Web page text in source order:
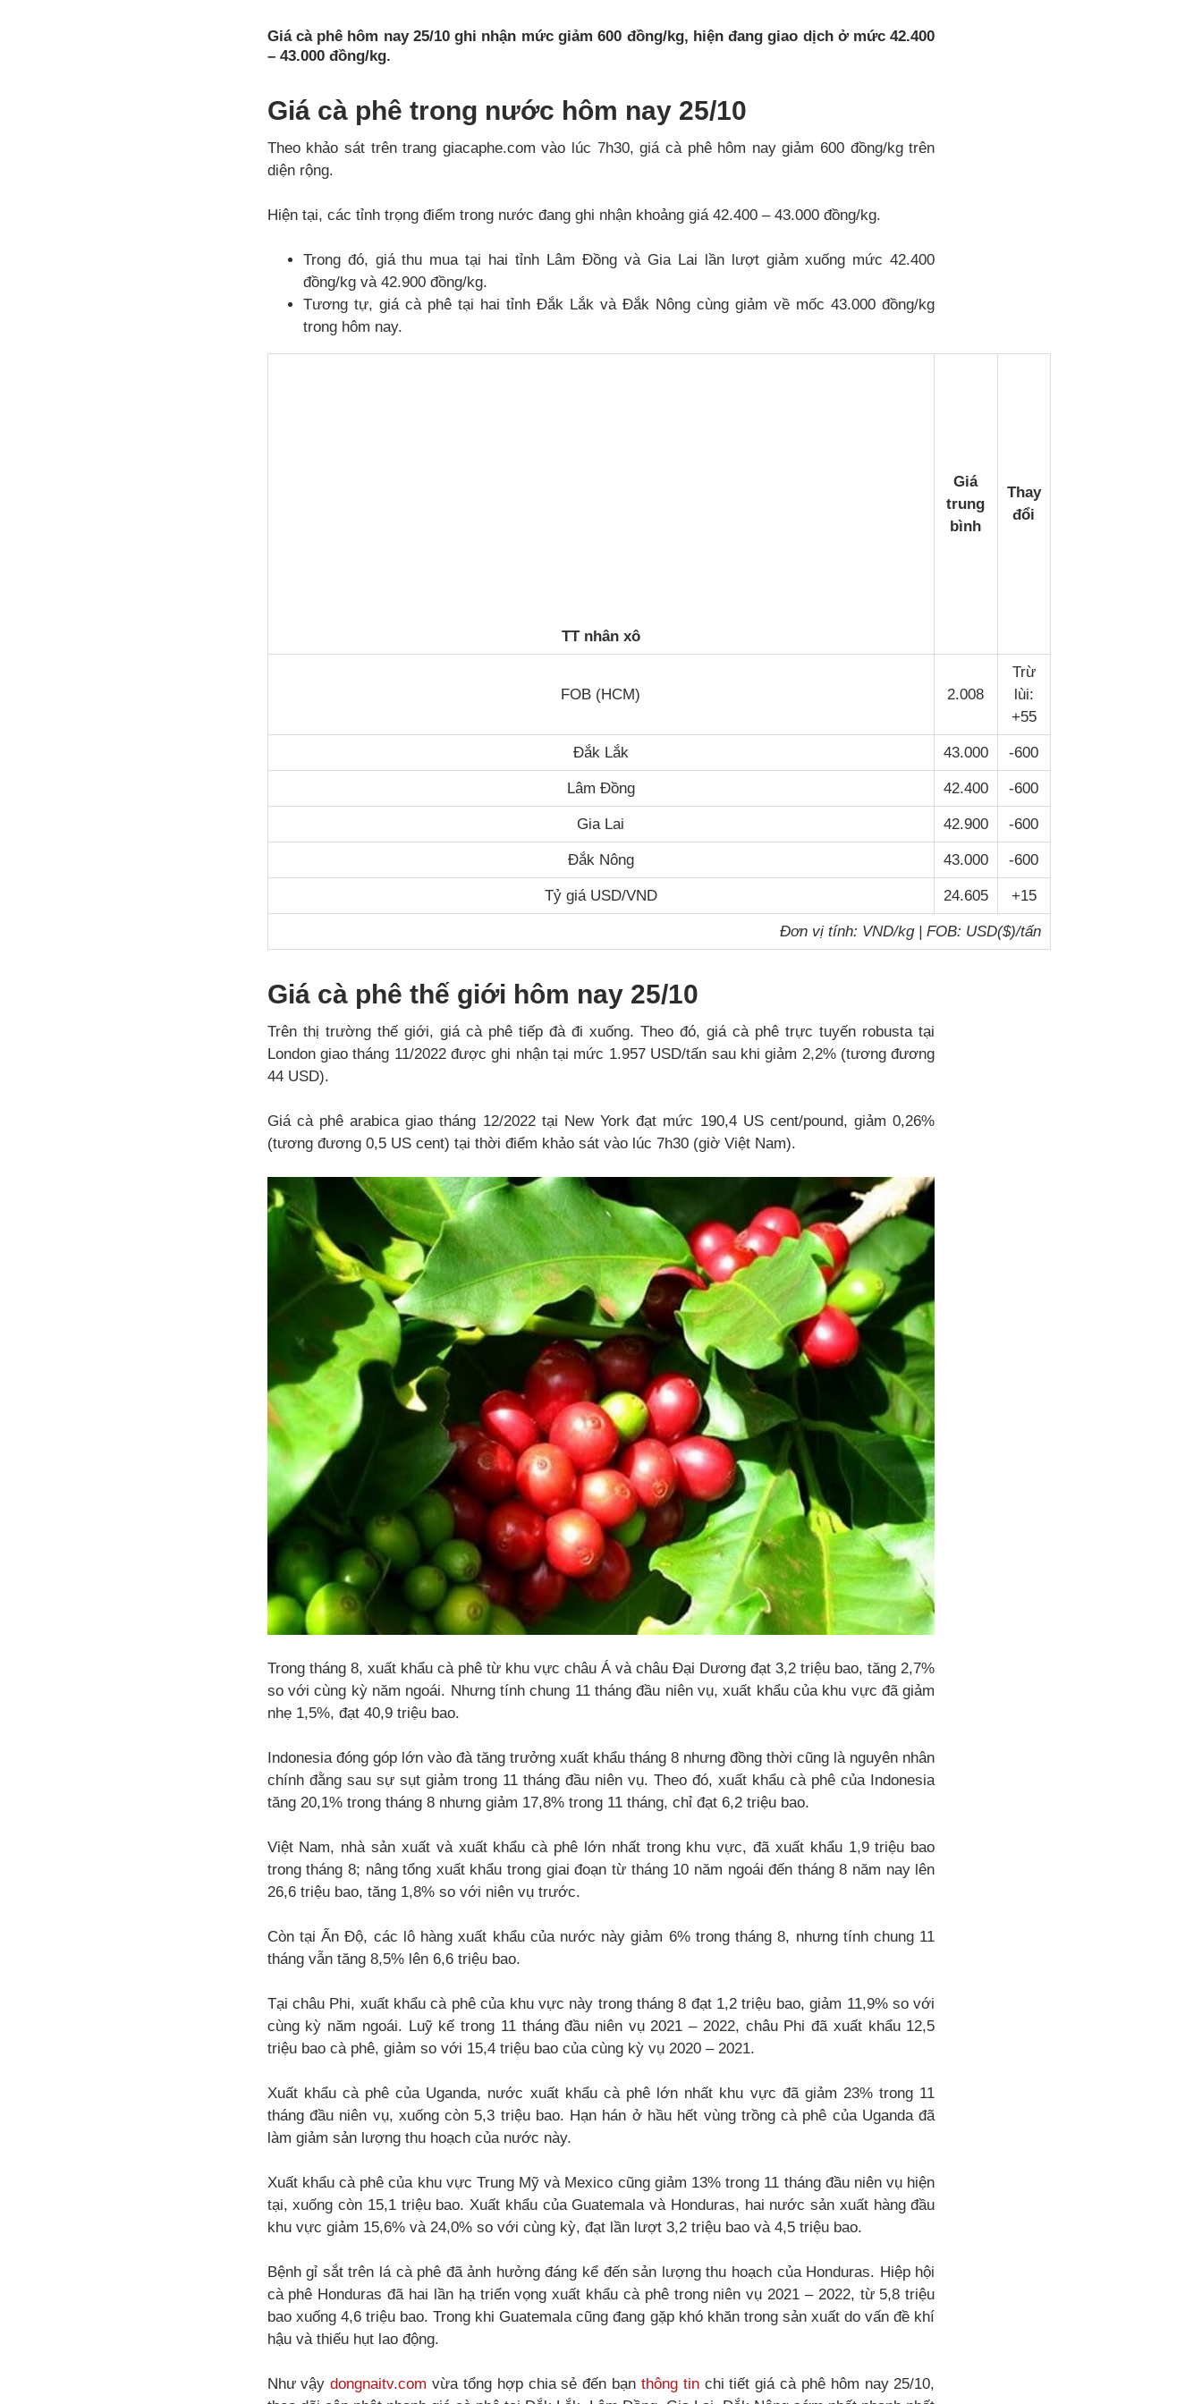
Giá cà phê hôm nay 25/10 ghi nhận mức giảm 600 đồng/kg, hiện đang giao dịch ở mức 42.400
– 43.000 đồng/kg.
Giá cà phê trong nước hôm nay 25/10
Theo khảo sát trên trang giacaphe.com vào lúc 7h30, giá cà phê hôm nay giảm 600 đồng/kg trên
diện rộng.
Hiện tại, các tỉnh trọng điểm trong nước đang ghi nhận khoảng giá 42.400 – 43.000 đồng/kg.
Trong đó, giá thu mua tại hai tỉnh Lâm Đồng và Gia Lai lần lượt giảm xuống mức 42.400
đồng/kg và 42.900 đồng/kg.
Tương tự, giá cà phê tại hai tỉnh Đắk Lắk và Đắk Nông cùng giảm về mốc 43.000 đồng/kg
trong hôm nay.
TT nhân xô
Giá
trung
bình
Thay
đổi
FOB (HCM) 2.008
Trừ
lùi:
+55
Đắk Lắk 43.000 -600
Lâm Đồng 42.400 -600
Gia Lai 42.900 -600
Đắk Nông 43.000 -600
Tỷ giá USD/VND 24.605 +15
Đơn vị tính: VND/kg | FOB: USD($)/tấn
Giá cà phê thế giới hôm nay 25/10
Trên thị trường thế giới, giá cà phê tiếp đà đi xuống. Theo đó, giá cà phê trực tuyến robusta tại
London giao tháng 11/2022 được ghi nhận tại mức 1.957 USD/tấn sau khi giảm 2,2% (tương đương
44 USD).
Giá cà phê arabica giao tháng 12/2022 tại New York đạt mức 190,4 US cent/pound, giảm 0,26%
(tương đương 0,5 US cent) tại thời điểm khảo sát vào lúc 7h30 (giờ Việt Nam).
Trong tháng 8, xuất khẩu cà phê từ khu vực châu Á và châu Đại Dương đạt 3,2 triệu bao, tăng 2,7%
so với cùng kỳ năm ngoái. Nhưng tính chung 11 tháng đầu niên vụ, xuất khẩu của khu vực đã giảm
nhẹ 1,5%, đạt 40,9 triệu bao.
Indonesia đóng góp lớn vào đà tăng trưởng xuất khẩu tháng 8 nhưng đồng thời cũng là nguyên nhân
chính đằng sau sự sụt giảm trong 11 tháng đầu niên vụ. Theo đó, xuất khẩu cà phê của Indonesia
tăng 20,1% trong tháng 8 nhưng giảm 17,8% trong 11 tháng, chỉ đạt 6,2 triệu bao.
Việt Nam, nhà sản xuất và xuất khẩu cà phê lớn nhất trong khu vực, đã xuất khẩu 1,9 triệu bao
trong tháng 8; nâng tổng xuất khẩu trong giai đoạn từ tháng 10 năm ngoái đến tháng 8 năm nay lên
26,6 triệu bao, tăng 1,8% so với niên vụ trước.
Còn tại Ấn Độ, các lô hàng xuất khẩu của nước này giảm 6% trong tháng 8, nhưng tính chung 11
tháng vẫn tăng 8,5% lên 6,6 triệu bao.
Tại châu Phi, xuất khẩu cà phê của khu vực này trong tháng 8 đạt 1,2 triệu bao, giảm 11,9% so với
cùng kỳ năm ngoái. Luỹ kế trong 11 tháng đầu niên vụ 2021 – 2022, châu Phi đã xuất khẩu 12,5
triệu bao cà phê, giảm so với 15,4 triệu bao của cùng kỳ vụ 2020 – 2021.
Xuất khẩu cà phê của Uganda, nước xuất khẩu cà phê lớn nhất khu vực đã giảm 23% trong 11
tháng đầu niên vụ, xuống còn 5,3 triệu bao. Hạn hán ở hầu hết vùng trồng cà phê của Uganda đã
làm giảm sản lượng thu hoạch của nước này.
Xuất khẩu cà phê của khu vực Trung Mỹ và Mexico cũng giảm 13% trong 11 tháng đầu niên vụ hiện
tại, xuống còn 15,1 triệu bao. Xuất khẩu của Guatemala và Honduras, hai nước sản xuất hàng đầu
khu vực giảm 15,6% và 24,0% so với cùng kỳ, đạt lần lượt 3,2 triệu bao và 4,5 triệu bao.
Bệnh gỉ sắt trên lá cà phê đã ảnh hưởng đáng kể đến sản lượng thu hoạch của Honduras. Hiệp hội
cà phê Honduras đã hai lần hạ triển vọng xuất khẩu cà phê trong niên vụ 2021 – 2022, từ 5,8 triệu
bao xuống 4,6 triệu bao. Trong khi Guatemala cũng đang gặp khó khăn trong sản xuất do vấn đề khí
hậu và thiếu hụt lao động.
Như vậydongnaitv.com vừa tổng hợp chia sẻ đến bạn thông tinchi tiết giá cà phê hôm nay 25/10,